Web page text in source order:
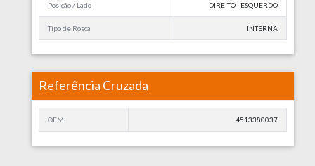
Posição / Lado DIREITO - ESQUERDO
Tipo de Rosca INTERNA
Referência Cruzada
OEM 4513380037